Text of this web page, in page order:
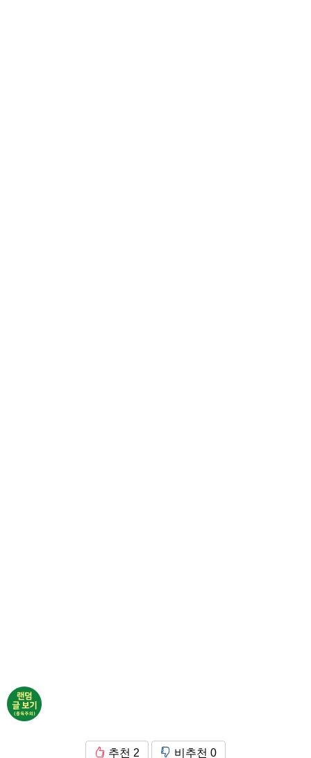
추천 2 비추천 0